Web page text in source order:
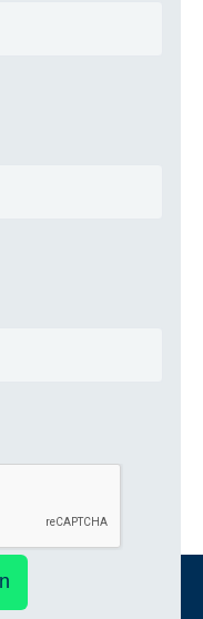
in